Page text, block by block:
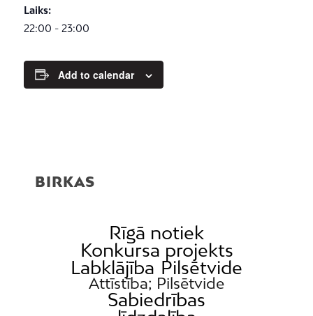
Laiks:
22:00 - 23:00
Add to calendar
BIRKAS
Rīgā notiek
Konkursa projekts
Labklājība Pilsētvide
Attīstība; Pilsētvide
Sabiedrības